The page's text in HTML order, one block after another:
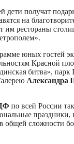
дети получат
на
им рестораны
юных гостей
Красной
битва», парк
Александра
по всей России
праздники,
общей сложности